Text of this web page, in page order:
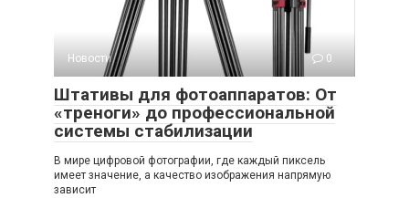
Новости 0
Штативы для фотоаппаратов: От
«треноги» до профессиональной
системы стабилизации
В мире цифровой фотографии, где каждый пиксель
имеет значение, а качество изображения напрямую
зависит